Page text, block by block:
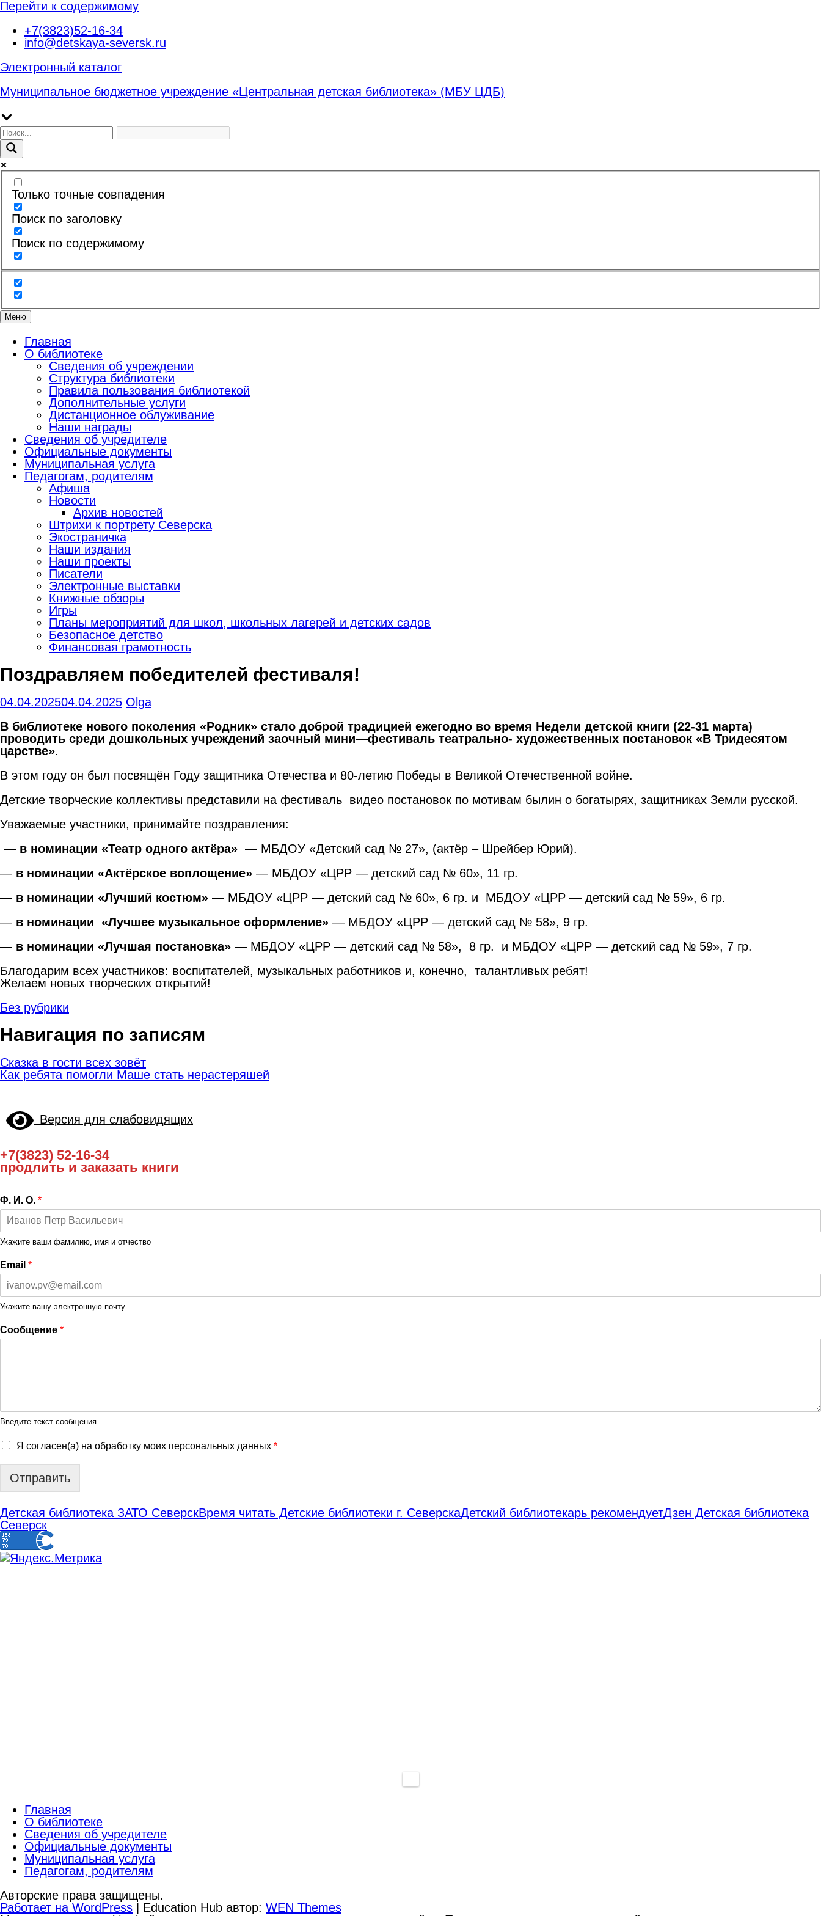
Перейти к содержимому
+7(3823)52-16-34
info@detskaya-seversk.ru
Электронный каталог
Муниципальное бюджетное учреждение «Центральная детская библиотека» (МБУ ЦДБ)
Только точные совпадения
Поиск по заголовку
Поиск по содержимому
Меню
Главная
О библиотеке
Сведения об учреждении
Структура библиотеки
Правила пользования библиотекой
Дополнительные услуги
Дистанционное облуживание
Наши награды
Сведения об учредителе
Официальные документы
Муниципальная услуга
Педагогам, родителям
Афиша
Новости
Архив новостей
Штрихи к портрету Северска
Экостраничка
Наши издания
Наши проекты
Писатели
Электронные выставки
Книжные обзоры
Игры
Планы мероприятий для школ, школьных лагерей и детских садов
Безопасное детство
Финансовая грамотность
Поздравляем победителей фестиваля!
04.04.202504.04.2025 Olga
В библиотеке нового поколения «Родник» стало доброй традицией ежегодно во время Недели детской книги (22-31 марта)
проводить среди дошкольных учреждений заочный мини—фестиваль театрально- художественных постановок «В Тридесятом
царстве».
В этом году он был посвящён Году защитника Отечества и 80-летию Победы в Великой Отечественной войне.
Детские творческие коллективы представили на фестиваль видео постановок по мотивам былин о богатырях, защитниках Земли русской.
Уважаемые участники, принимайте поздравления:
— в номинации «Театр одного актёра» — МБДОУ «Детский сад № 27», (актёр – Шрейбер Юрий).
— в номинации «Актёрское воплощение» — МБДОУ «ЦРР — детский сад № 60», 11 гр.
— в номинации «Лучший костюм» — МБДОУ «ЦРР — детский сад № 60», 6 гр. и МБДОУ «ЦРР — детский сад № 59», 6 гр.
— в номинации «Лучшее музыкальное оформление» — МБДОУ «ЦРР — детский сад № 58», 9 гр.
— в номинации «Лучшая постановка» — МБДОУ «ЦРР — детский сад № 58», 8 гр. и МБДОУ «ЦРР — детский сад № 59», 7 гр.
Благодарим всех участников: воспитателей, музыкальных работников и, конечно, талантливых ребят!
Желаем новых творческих открытий!
Без рубрики
Навигация по записям
Сказка в гости всех зовёт
Как ребята помогли Маше стать нерастеряшей
Версия для слабовидящих
+7(3823) 52-16-34
продлить и заказать книги
Ф. И. О. *
Укажите ваши фамилию, имя и отчество
Email *
Укажите вашу электронную почту
Сообщение *
Введите текст сообщения
Я согласен(а) на обработку моих персональных данных *
Отправить
Детская библиотека ЗАТО СеверскВремя читать Детские библиотеки г. СеверскаДетский библиотекарь рекомендуетДзен Детская библиотека
Северск
Главная
О библиотеке
Сведения об учредителе
Официальные документы
Муниципальная услуга
Педагогам, родителям
Авторские права защищены.
Работает на WordPress | Education Hub автор: WEN Themes